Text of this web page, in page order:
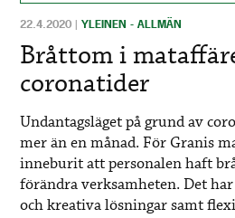
22.4.2020 |YLEINEN - ALLMÄN
Bråttom i
coronatider
Undantagsläget på grund av
mer än en månad. För Granis
inneburit att personalen haft
förändra verksamheten. Det
och kreativa lösningar samt